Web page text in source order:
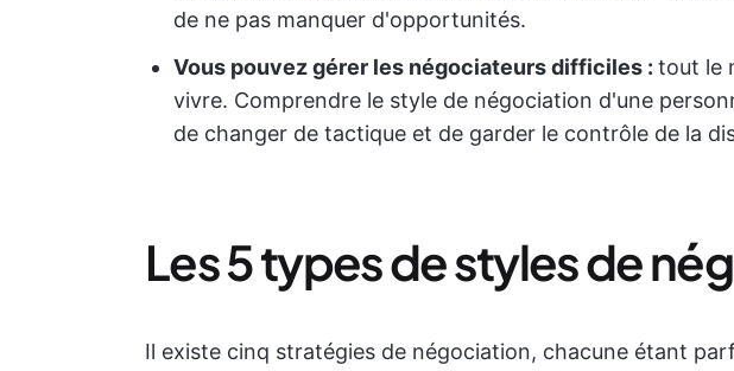
de ne pas manquer d'opportunités.
Vous pouvez gérer les négociateurs difficiles : tout le
vivre. Comprendre le style de négociation d'une
de changer de tactique et de garder le contrôle de la
Les 5 types de styles de
Il existe cinq stratégies de négociation, chacune étant